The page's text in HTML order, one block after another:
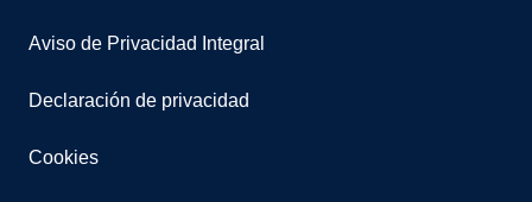
Aviso de Privacidad Integral
Declaración de privacidad
Cookies